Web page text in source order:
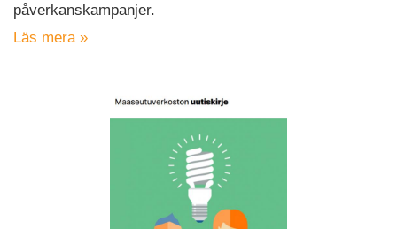
påverkanskampanjer.
Läs mera »